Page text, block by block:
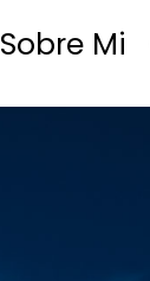
Sobre Mi